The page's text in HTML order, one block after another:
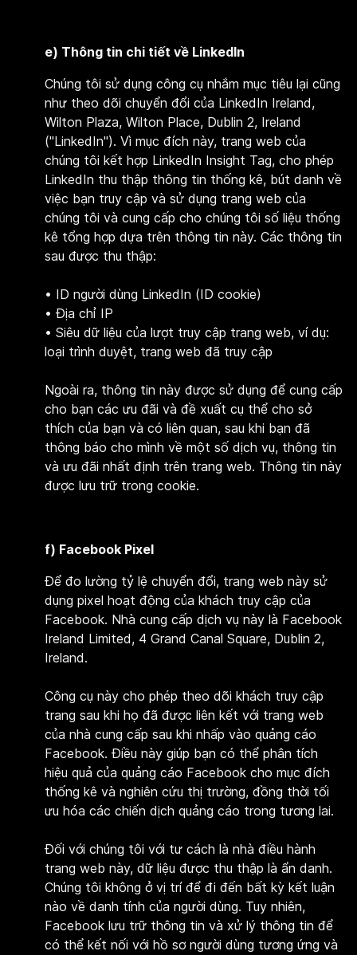
e) Thông tin chi tiết về LinkedIn
Chúng tôi sử dụng công cụ nhắm mục tiêu lại cũng
như theo dõi chuyển đổi của LinkedIn Ireland,
Wilton Plaza, Wilton Place, Dublin 2, Ireland
("LinkedIn"). Vì mục đích này, trang web của
chúng tôi kết hợp LinkedIn Insight Tag, cho phép
LinkedIn thu thập thông tin thống kê, bút danh về
việc bạn truy cập và sử dụng trang web của
chúng tôi và cung cấp cho chúng tôi số liệu thống
kê tổng hợp dựa trên thông tin này. Các thông tin
sau được thu thập:
• ID người dùng LinkedIn (ID cookie)
• Địa chỉ IP
• Siêu dữ liệu của lượt truy cập trang web, ví dụ:
loại trình duyệt, trang web đã truy cập
Ngoài ra, thông tin này được sử dụng để cung cấp
cho bạn các ưu đãi và đề xuất cụ thể cho sở
thích của bạn và có liên quan, sau khi bạn đã
thông báo cho mình về một số dịch vụ, thông tin
và ưu đãi nhất định trên trang web. Thông tin này
được lưu trữ trong cookie.
f) Facebook Pixel
Để đo lường tỷ lệ chuyển đổi, trang web này sử
dụng pixel hoạt động của khách truy cập của
Facebook. Nhà cung cấp dịch vụ này là Facebook
Ireland Limited, 4 Grand Canal Square, Dublin 2,
Ireland.
Công cụ này cho phép theo dõi khách truy cập
trang sau khi họ đã được liên kết với trang web
của nhà cung cấp sau khi nhấp vào quảng cáo
Facebook. Điều này giúp bạn có thể phân tích
hiệu quả của quảng cáo Facebook cho mục đích
thống kê và nghiên cứu thị trường, đồng thời tối
ưu hóa các chiến dịch quảng cáo trong tương lai.
Đối với chúng tôi với tư cách là nhà điều hành
trang web này, dữ liệu được thu thập là ẩn danh.
Chúng tôi không ở vị trí để đi đến bất kỳ kết luận
nào về danh tính của người dùng. Tuy nhiên,
Facebook lưu trữ thông tin và xử lý thông tin để
có thể kết nối với hồ sơ người dùng tương ứng và